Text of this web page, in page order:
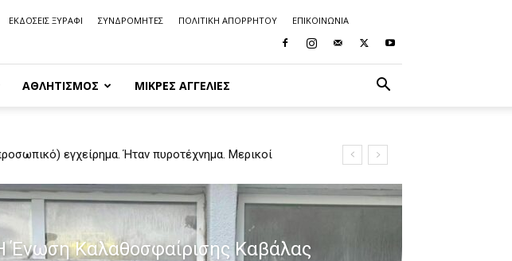
ΕΚΔΟΣΕΙΣ ΞΥΡΑΦΙ ΣΥΝΔΡΟΜΗΤΕΣ ΠΟΛΙΤΙΚΗ ΑΠΟΡΡΗΤΟΥ ΕΠΙΚΟΙΝΩΝΙΑ
ΑΘΛΗΤΙΣΜΟΣ ΜΙΚΡΈΣ ΑΓΓΕΛΊΕΣ
εγχείρημα. Ήταν πυροτέχνημα. Μερικοί
Ένωση Καλαθοσφαίρισης Καβάλας